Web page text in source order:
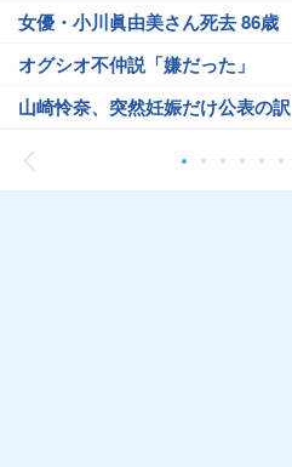
女優・小川眞由美さん死去 86歳
オグシオ不仲説「嫌だった」
山崎怜奈、突然妊娠だけ公表の訳